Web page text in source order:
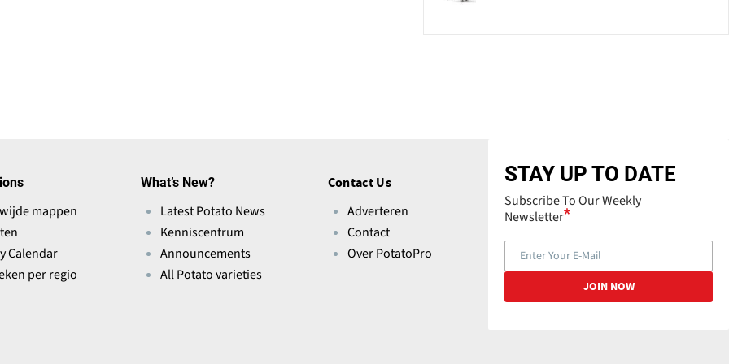
mappen
Calendar
per regio
What’s New?
Latest Potato News
Kenniscentrum
Announcements
All Potato varieties
Contact Us
Adverteren
Contact
Over PotatoPro
STAY UP TO DATE
Subscribe To Our Weekly
Newsletter